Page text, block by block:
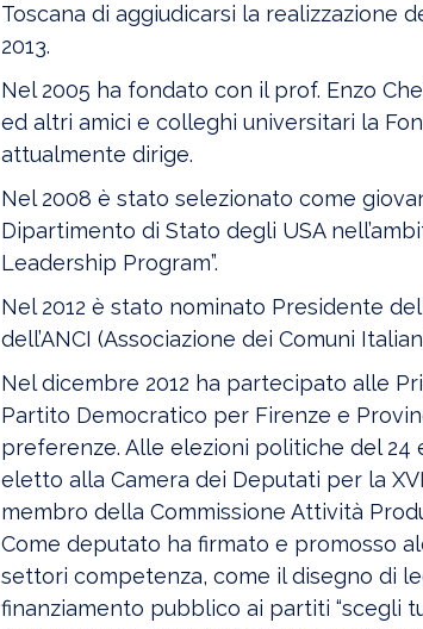
Toscana di aggiudicarsi la realizzazione
2013.
Nel 2005 ha fondato con il prof. Enzo
ed altri amici e colleghi universitari la
attualmente dirige.
Nel 2008 è stato selezionato come
Dipartimento di Stato degli USA
Leadership Program”.
Nel 2012 è stato nominato Presidente
dell’ANCI (Associazione dei Comuni
Nel dicembre 2012 ha partecipato alle
Partito Democratico per Firenze e
preferenze. Alle elezioni politiche del 24
eletto alla Camera dei Deputati per la
membro della Commissione Attività
Come deputato ha firmato e promosso
settori competenza, come il disegno di
finanziamento pubblico ai partiti “scegli